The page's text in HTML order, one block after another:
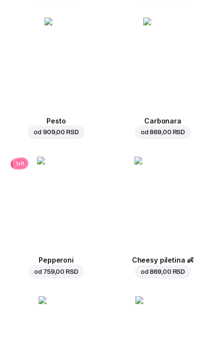
Pesto
od 909,00 RSD
Carbonara
od869,00 RSD
hit
Pepperoni
od 759,00 RSD
Cheesy piletina 👶
od869,00 RSD